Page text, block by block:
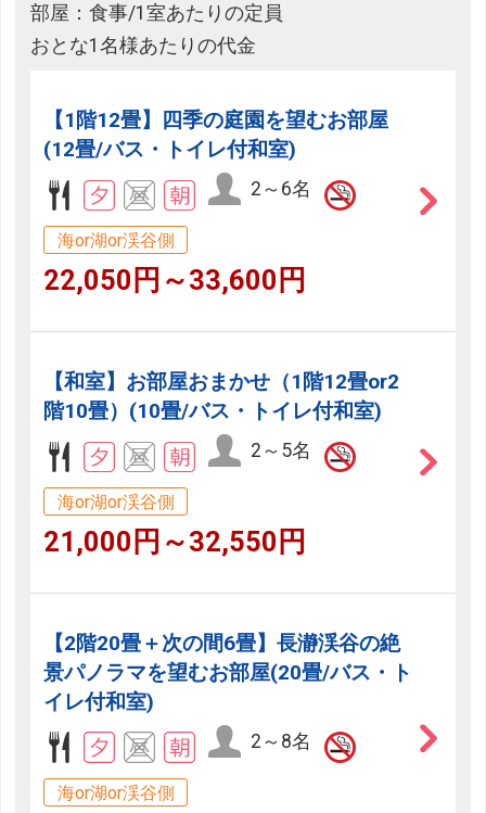
部屋：食事/1室あたりの定員
おとな1名様あたりの代金
【1階12畳】四季の庭園を望むお部屋
(12畳/バス・トイレ付和室)
2～6名
海or湖or渓谷側
22,050円～33,600円
【和室】お部屋おまかせ（1階12畳or2
階10畳）(10畳/バス・トイレ付和室)
2～5名
海or湖or渓谷側
21,000円～32,550円
【2階20畳＋次の間6畳】長瀞渓谷の絶
景パノラマを望むお部屋(20畳/バス・ト
イレ付和室)
2～8名
海or湖or渓谷側